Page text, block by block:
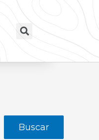
Buscar